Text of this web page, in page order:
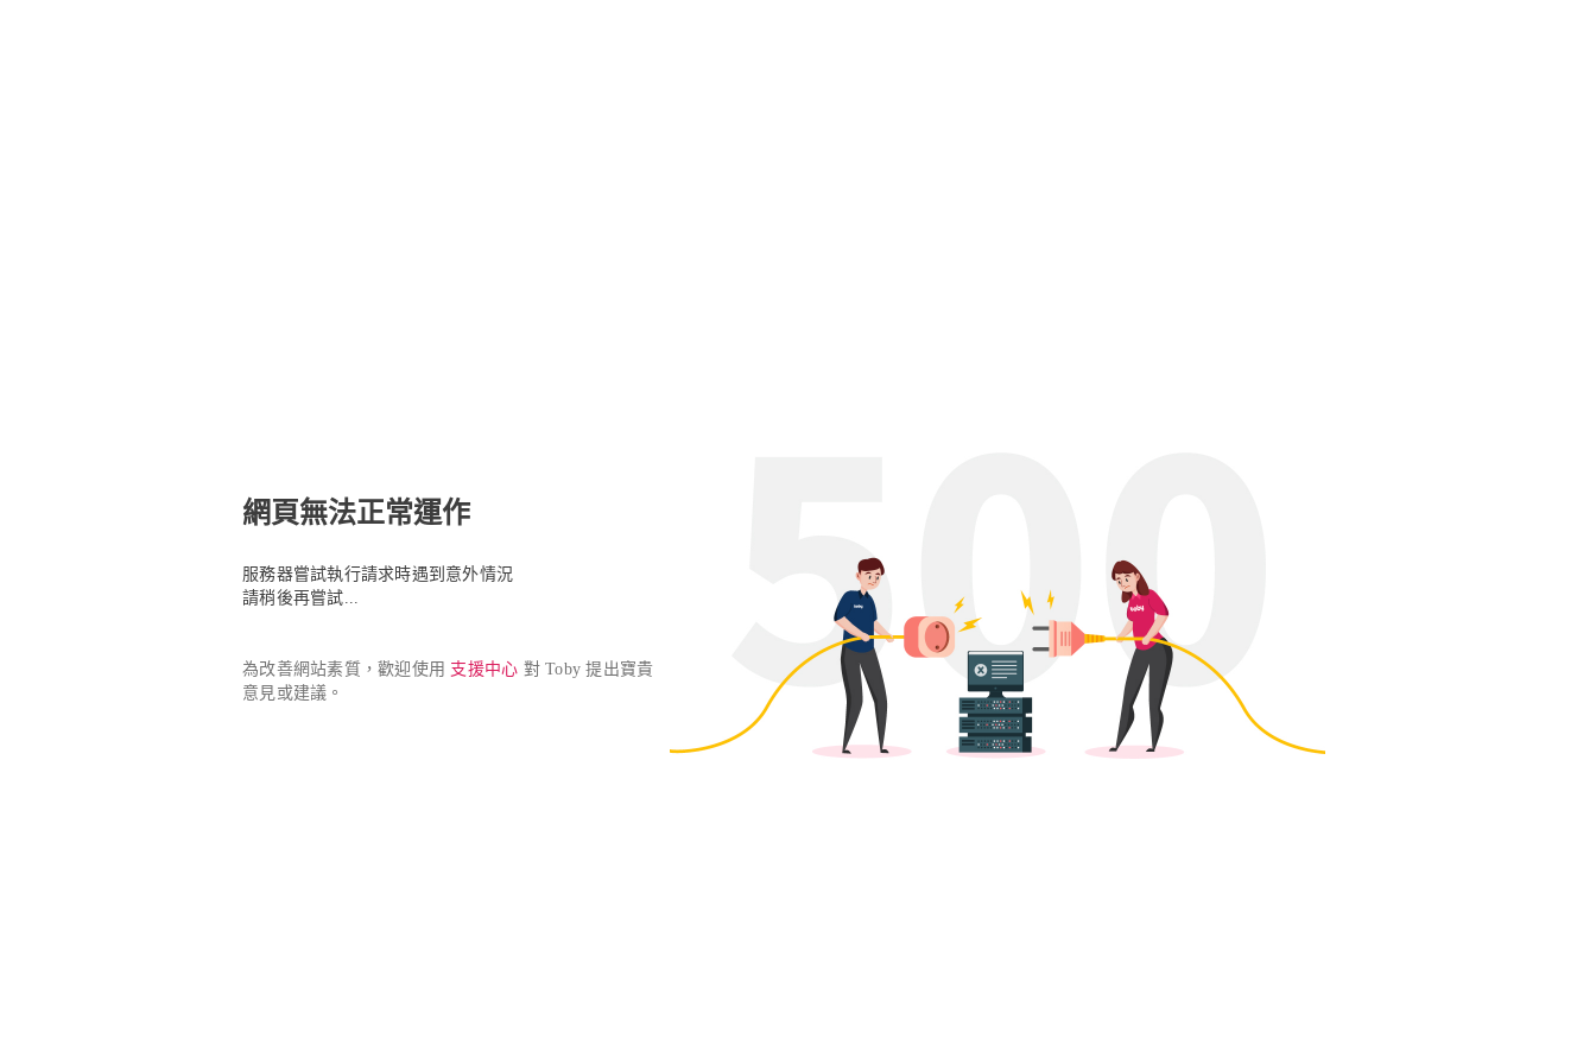
網頁無法正常運作
服務器嘗試執行請求時遇到意外情況
請稍後再嘗試...
為改善網站素質，歡迎使用 支援中心 對 Toby 提出寶貴
意見或建議。